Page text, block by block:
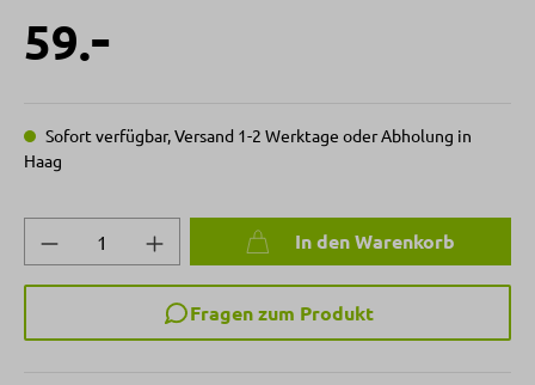
59.-
Sofort verfügbar, Versand 1-2 Werktage oder Abholung in
Haag
Produkt Anzahl: Gib den gewünschten
In den Warenkorb
Fragen zum Produkt